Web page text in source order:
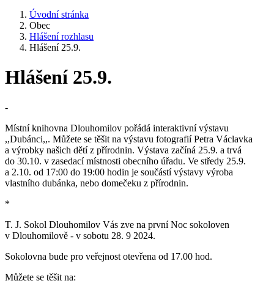
Úvodní stránka
Obec
Hlášení rozhlasu
Hlášení 25.9.
Hlášení 25.9.
-
Místní knihovna Dlouhomilov pořádá interaktivní výstavu
,,Dubánci,,. Můžete se těšit na výstavu fotografií Petra Václavka
a výrobky našich dětí z přírodnin. Výstava začíná 25.9. a trvá
do 30.10. v zasedací místnosti obecního úřadu. Ve středy 25.9.
a 2.10. od 17:00 do 19:00 hodin je součástí výstavy výroba
vlastního dubánka, nebo domečeku z přírodnin.
*
T. J. Sokol Dlouhomilov Vás zve na první Noc sokoloven
v Dlouhomilově - v sobotu 28. 9 2024.
Sokolovna bude pro veřejnost otevřena od 17.00 hod.
Můžete se těšit na: